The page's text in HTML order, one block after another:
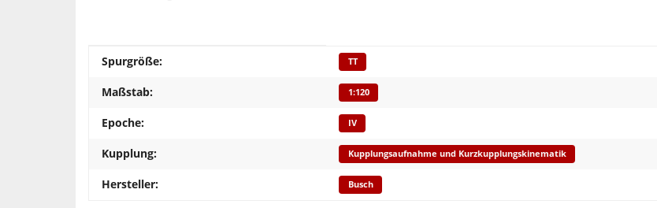
Produkteigenschaft
Wert
Spurgröße: TT
Maßstab: 1:120
Epoche: IV
Kupplung: Kupplungsaufnahme und Kurzkupplungskinematik
Hersteller: Busch